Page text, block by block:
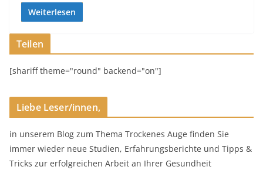
Weiterlesen
Teilen
[shariff theme="round" backend="on"]
Liebe Leser/innen,
in unserem Blog zum Thema Trockenes Auge finden Sie
immer wieder neue Studien, Erfahrungsberichte und Tipps &
Tricks zur erfolgreichen Arbeit an Ihrer Gesundheit